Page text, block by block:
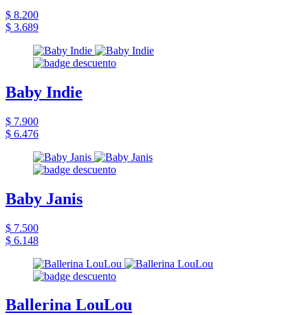
$ 8.200
$ 3.689
Baby Indie
$ 7.900
$ 6.476
Baby Janis
$ 7.500
$ 6.148
Ballerina LouLou